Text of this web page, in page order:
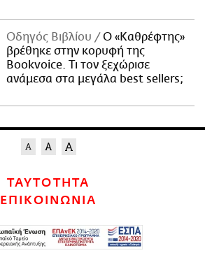
Οδηγός Βιβλίου
Ο «Καθρέφτης»
βρέθηκε στην κορυφή της
Bookvoice. Τι τον ξεχώρισε
ανάμεσα στα μεγάλα best sellers;
ΤΑΥΤΟΤΗΤΑ
ΕΠΙΚΟΙΝΩΝΙΑ